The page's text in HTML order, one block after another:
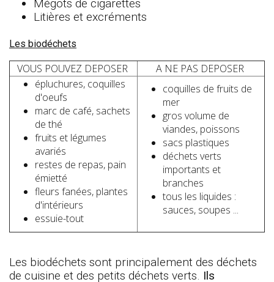
Mégots de cigarettes
Litières et excréments
Les biodéchets
VOUS POUVEZ DEPOSER
A NE PAS DEPOSER
épluchures, coquilles
d'oeufs
marc de café, sachets
de thé
fruits et légumes
avariés
restes de repas, pain
émietté
fleurs fanées, plantes
d'intérieurs
essuie-tout
coquilles de fruits de
mer
gros volume de
viandes, poissons
sacs plastiques
déchets verts
importants et
branches
tous les liquides :
sauces, soupes ...
Les biodéchets sont principalement des déchets
de cuisine et des petits déchets verts. Ils